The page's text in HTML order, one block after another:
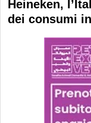
Heineken,
dei consumi